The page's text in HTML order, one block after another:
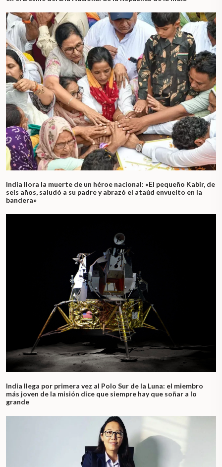
India llora la muerte de un héroe nacional: «El pequeño Kabir, de
seis años, saludó a su padre y abrazó el ataúd envuelto en la
bandera»
India llega por primera vez al Polo Sur de la Luna: el miembro
más joven de la misión dice que siempre hay que soñar a lo
grande